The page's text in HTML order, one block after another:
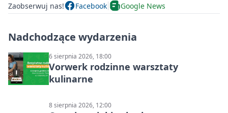
Zaobserwuj nas! Facebook Google News
Nadchodzące wydarzenia
6 sierpnia 2026, 18:00
Vorwerk rodzinne warsztaty
kulinarne
8 sierpnia 2026, 12:00